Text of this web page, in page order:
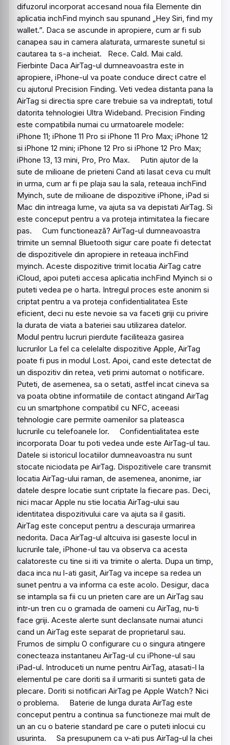
difuzorul incorporat accesand noua fila Elemente din
aplicatia inchFind myinch sau spunand „Hey Siri, find my
wallet.”. Daca se ascunde in apropiere, cum ar fi sub
canapea sau in camera alaturata, urmareste sunetul si
cautarea ta s-a incheiat. Rece. Cald. Mai cald.
Fierbinte Daca AirTag-ul dumneavoastra este in
apropiere, iPhone-ul va poate conduce direct catre el
cu ajutorul Precision Finding. Veti vedea distanta pana la
AirTag si directia spre care trebuie sa va indreptati, totul
datorita tehnologiei Ultra Wideband. Precision Finding
este compatibila numai cu urmatoarele modele:
iPhone 11; iPhone 11 Pro si iPhone 11 Pro Max; iPhone 12
si iPhone 12 mini; iPhone 12 Pro si iPhone 12 Pro Max;
iPhone 13, 13 mini, Pro, Pro Max. Putin ajutor de la
sute de milioane de prieteni Cand ati lasat ceva cu mult
in urma, cum ar fi pe plaja sau la sala, reteaua inchFind
Myinch, sute de milioane de dispozitive iPhone, iPad si
Mac din intreaga lume, va ajuta sa va depistati AirTag. Si
este conceput pentru a va proteja intimitatea la fiecare
pas. Cum functioneazã? AirTag-ul dumneavoastra
trimite un semnal Bluetooth sigur care poate fi detectat
de dispozitivele din apropiere in reteaua inchFind
myinch. Aceste dispozitive trimit locatia AirTag catre
iCloud, apoi puteti accesa aplicatia inchFind Myinch si o
puteti vedea pe o harta. Intregul proces este anonim si
criptat pentru a va proteja confidentialitatea Este
eficient, deci nu este nevoie sa va faceti griji cu privire
la durata de viata a bateriei sau utilizarea datelor.
Modul pentru lucruri pierdute faciliteaza gasirea
lucrurilor La fel ca celelalte dispozitive Apple, AirTag
poate fi pus in modul Lost. Apoi, cand este detectat de
un dispozitiv din retea, veti primi automat o notificare.
Puteti, de asemenea, sa o setati, astfel incat cineva sa
va poata obtine informatiile de contact atingand AirTag
cu un smartphone compatibil cu NFC, aceeasi
tehnologie care permite oamenilor sa plateasca
lucrurile cu telefoanele lor. Confidentialitatea este
incorporata Doar tu poti vedea unde este AirTag-ul tau.
Datele si istoricul locatiilor dumneavoastra nu sunt
stocate niciodata pe AirTag. Dispozitivele care transmit
locatia AirTag-ului raman, de asemenea, anonime, iar
datele despre locatie sunt criptate la fiecare pas. Deci,
nici macar Apple nu stie locatia AirTag-ului sau
identitatea dispozitivului care va ajuta sa il gasiti.
AirTag este conceput pentru a descuraja urmarirea
nedorita. Daca AirTag-ul altcuiva isi gaseste locul in
lucrurile tale, iPhone-ul tau va observa ca acesta
calatoreste cu tine si iti va trimite o alerta. Dupa un timp,
daca inca nu l-ati gasit, AirTag va incepe sa redea un
sunet pentru a va informa ca este acolo. Desigur, daca
se intampla sa fii cu un prieten care are un AirTag sau
intr-un tren cu o gramada de oameni cu AirTag, nu-ti
face griji. Aceste alerte sunt declansate numai atunci
cand un AirTag este separat de proprietarul sau.
Frumos de simplu O configurare cu o singura atingere
conecteaza instantaneu AirTag-ul cu iPhone-ul sau
iPad-ul. Introduceti un nume pentru AirTag, atasati-l la
elementul pe care doriti sa il urmariti si sunteti gata de
plecare. Doriti si notificari AirTag pe Apple Watch? Nici
o problema. Baterie de lunga durata AirTag este
conceput pentru a continua sa functioneze mai mult de
un an cu o baterie standard pe care o puteti inlocui cu
usurinta. Sa presupunem ca v-ati pus AirTag-ul la chei